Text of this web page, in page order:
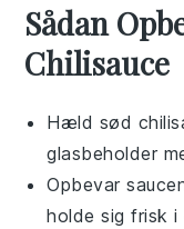
Sådan
Chilisauce
Hæld sød
glasbeholder
Opbevar
holde sig frisk i